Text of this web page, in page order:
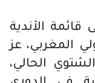
قائمة الأندية
المغربي، عز
الحالي،